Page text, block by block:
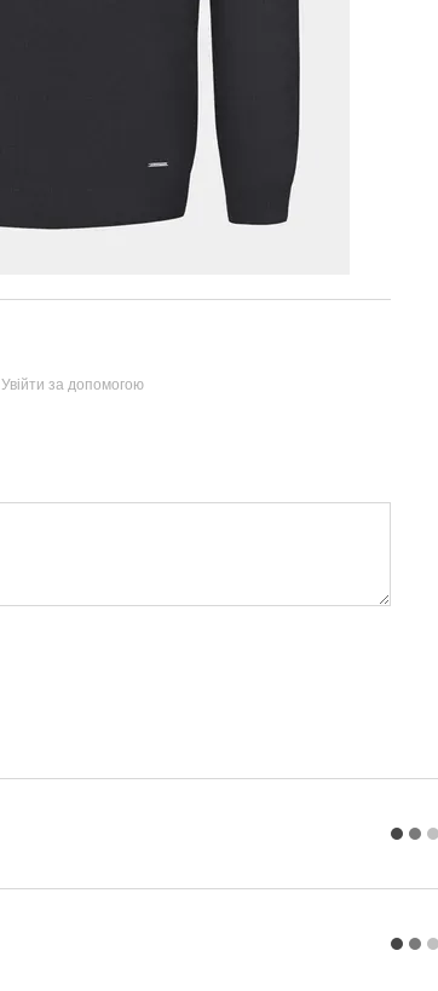
Увійти за допомогою